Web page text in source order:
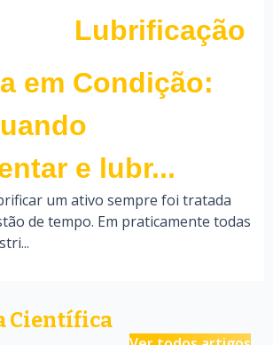
Lubrificação
em Condição:
e lubr...
um ativo sempre foi tratada
de tempo. Em praticamente todas
Científica